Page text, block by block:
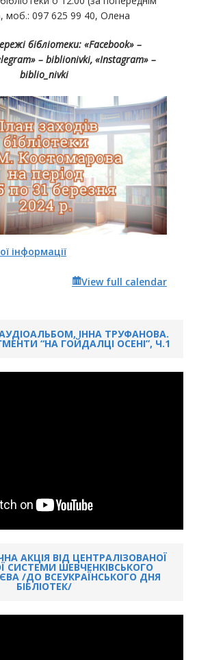
моб.: 097 625 99 40, Олена
бібліотеки: «Facebook» –
– biblionivki, «Instagram» –
biblio_nivkі
інформації
View full calendar
ІННА ТРУФАНОВА.
“НА ГОЙДАЛЦІ ОСЕНІ”, Ч.1
АКЦІЯ ВІД ЦЕНТРАЛІЗОВАНОЇ
СИСТЕМИ ШЕВЧЕНКІВСЬКОГО
/ДО ВСЕУКРАЇНСЬКОГО ДНЯ
БІБЛІОТЕК/